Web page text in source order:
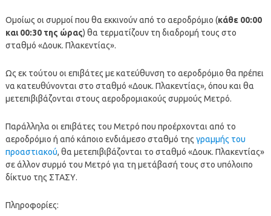
Ομοίως οι συρμοί που θα εκκινούν από το αεροδρόμιο (κάθε 00:00
και 00:30 της ώρας) θα τερματίζουν τη διαδρομή τους στο
σταθμό «Δουκ. Πλακεντίας».
Ως εκ τούτου οι επιβάτες με κατεύθυνση το αεροδρόμιο θα πρέπει
να κατευθύνονται στο σταθμό «Δουκ. Πλακεντίας», όπου και θα
μετεπιβιβάζονται στους αεροδρομιακούς συρμούς Μετρό.
Παράλληλα οι επιβάτες του Μετρό που προέρχονται από το
αεροδρόμιο ή από κάποιο ενδιάμεσο σταθμό της γραμμής του
προαστιακού, θα μετεπιβιβάζονται το σταθμό «Δουκ. Πλακεντίας»
σε άλλον συρμό του Μετρό για τη μετάβασή τους στο υπόλοιπο
δίκτυο της ΣΤΑΣΥ.
Πληροφορίες: